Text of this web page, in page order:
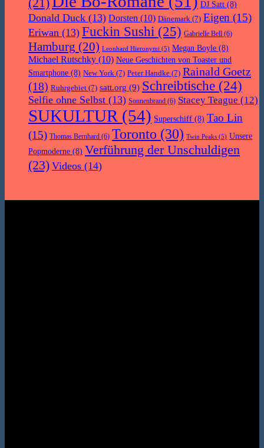
(21)
DJ Satt (8)
Donald Duck (13) Dorsten (10) Dänemark (7) Eigen (15)
Eriwan (13) Fuckin Sushi (25) Gabrielle Bell (6)
Hamburg (20) Leonhard Hieronymi (5) Megan Boyle (8)
Michael Rutschky (10) Neue Geschichten von Toaster und
Smartphone (8) New York (7) Peter Handke (7) Rainald Goetz
(18) Ruhrgebiet (7) satt.org (9) Schreibtische (24)
Selfie ohne Selbst (13) Sonnenbrand (6) Stacey Teague (12)
SUKULTUR (54) Superschiff (8) Tao Lin
(15) Thomas Bernhard (6) Toronto (30) Twin Peaks (5) Unsere
Popmoderne (8) Verführung der Unschuldigen
(23) Videos (14)